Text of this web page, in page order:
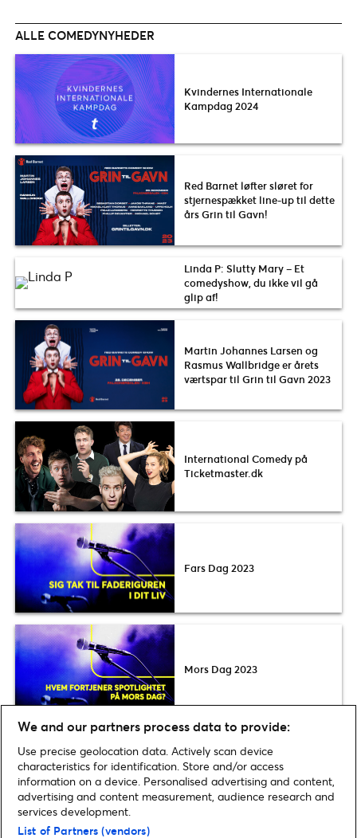
ALLE COMEDYNYHEDER
Kvindernes Internationale
Kampdag 2024
Red Barnet løfter sløret for
stjernespækket line-up til dette
års Grin til Gavn!
Linda P: Slutty Mary – Et
comedyshow, du ikke vil gå
glip af!
Martin Johannes Larsen og
Rasmus Wallbridge er årets
værtspar til Grin til Gavn 2023
International Comedy på
Ticketmaster.dk
Fars Dag 2023
Mors Dag 2023
Opdag flere Comedynyheder
Home» Comedy
We and our partners process data to provide:
Use precise geolocation data. Actively scan device
characteristics for identification. Store and/or access
information on a device. Personalised advertising and content,
advertising and content measurement, audience research and
services development.
List of Partners (vendors)